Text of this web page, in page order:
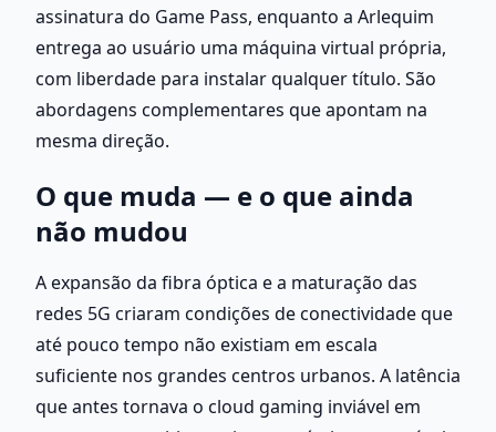
assinatura do Game Pass, enquanto a Arlequim
entrega ao usuário uma máquina virtual própria,
com liberdade para instalar qualquer título. São
abordagens complementares que apontam na
mesma direção.
O que muda — e o que ainda
não mudou
A expansão da fibra óptica e a maturação das
redes 5G criaram condições de conectividade que
até pouco tempo não existiam em escala
suficiente nos grandes centros urbanos. A latência
que antes tornava o cloud gaming inviável em